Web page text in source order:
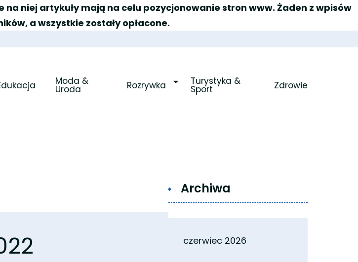
niej artykuły mają na celu pozycjonowanie stron www. Żaden z wpisów
a wszystkie zostały opłacone.
Moda &
Uroda Rozrywka Turystyka &
Sport Zdrowie
Archiwa
czerwiec 2026